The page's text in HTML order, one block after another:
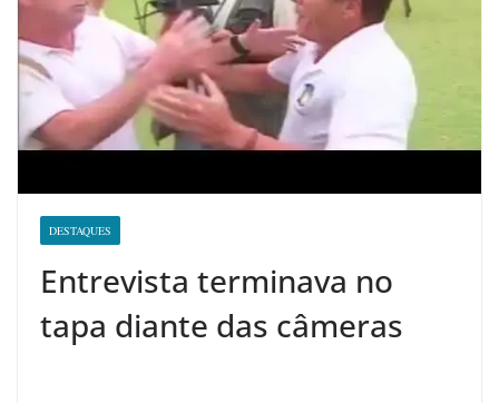
DESTAQUES
Entrevista terminava no
tapa diante das câmeras